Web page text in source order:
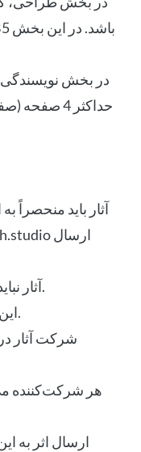
در بخش
آثار باید منحصراً
آثار نباید قبلاً در جایی منتشر شده باشند.
این فراخوان محدودیت سنی ندارد.
شرکت آثار
ارسال اثر به